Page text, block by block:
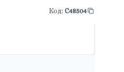
Код: C48504